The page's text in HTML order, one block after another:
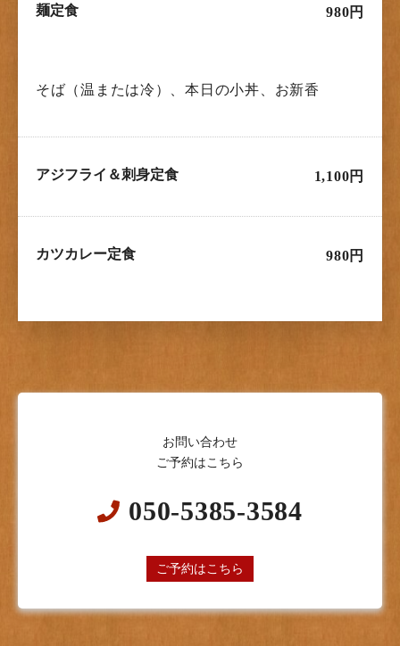
麺定食 980円
そば（温または冷）、本日の小丼、お新香
アジフライ＆刺身定食 1,100円
カツカレー定食 980円
お問い合わせ
ご予約はこちら
050-5385-3584
ご予約はこちら